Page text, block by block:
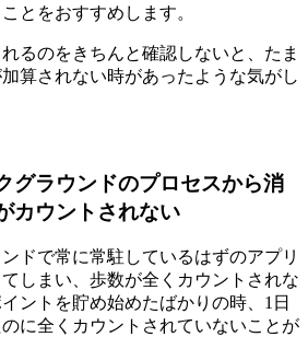
とをおすすめします。
るのをきちんと確認しないと、たま
算されない時があったような気がし
グラウンドのプロセスから消
カウントされない
ドで常に常駐しているはずのアプリ
しまい、歩数が全くカウントされな
ントを貯め始めたばかりの時、1日
に全くカウントされていないことが